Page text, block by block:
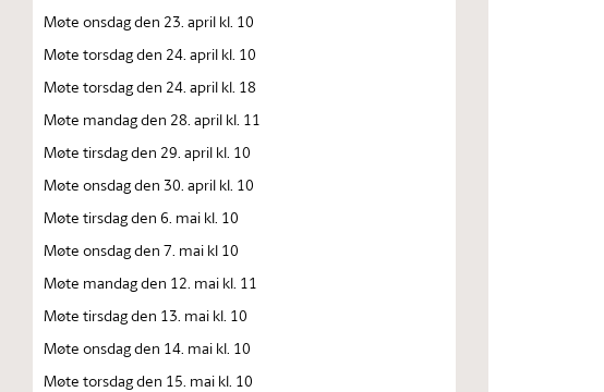
Møte onsdag den 23. april kl. 10
Møte torsdag den 24. april kl. 10
Møte torsdag den 24. april kl. 18
Møte mandag den 28. april kl. 11
Møte tirsdag den 29. april kl. 10
Møte onsdag den 30. april kl. 10
Møte tirsdag den 6. mai kl. 10
Møte onsdag den 7. mai kl 10
Møte mandag den 12. mai kl. 11
Møte tirsdag den 13. mai kl. 10
Møte onsdag den 14. mai kl. 10
Møte torsdag den 15. mai kl. 10